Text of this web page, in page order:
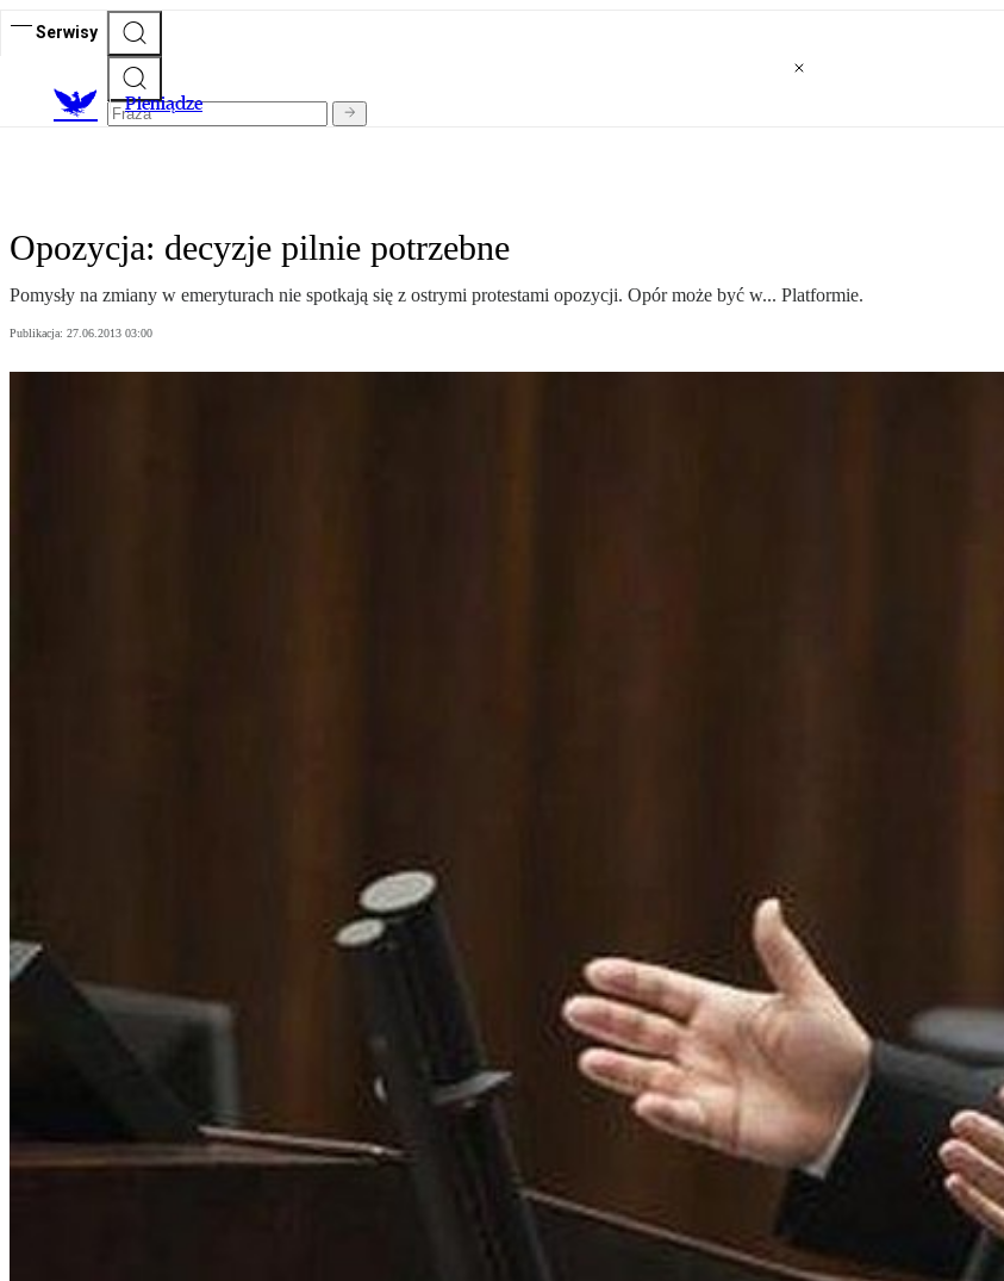
Serwisy
Pieniądze
Opozycja: decyzje pilnie potrzebne
Pomysły na zmiany w emeryturach nie spotkają się z ostrymi protestami opozycji. Opór może być w... Platformie.
Publikacja: 27.06.2013 03:00